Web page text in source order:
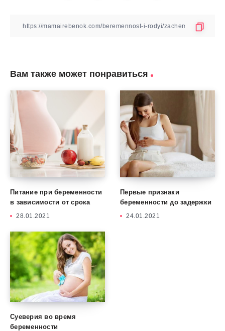
Вам также может понравиться
Питание при беременности
в зависимости от срока
28.01.2021
Первые признаки
беременности до задержки
24.01.2021
Суеверия во время
беременности